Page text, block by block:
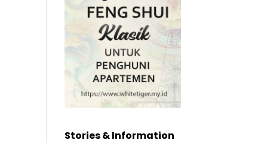
Stories & Information